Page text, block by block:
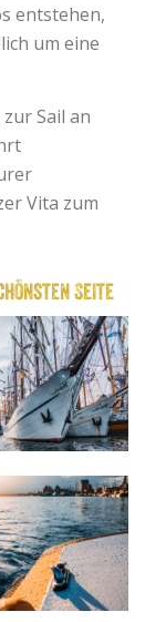
entstehen,
um eine
Sail an
Vita zum
Seite